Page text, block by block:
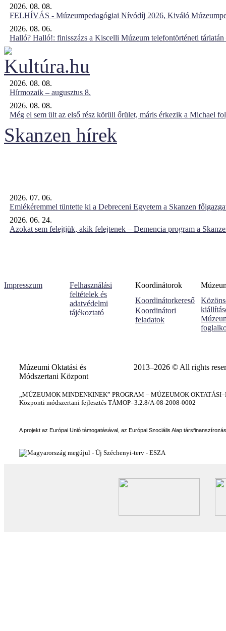
2026. 08. 08.
FELHÍVÁS - Múzeumpedagógiai Nívódíj 2026, Kiváló
2026. 08. 06.
Halló? Halló!: finisszázs a Kiscelli Múzeum telefontörténeti tárlatán
2026. 08. 08.
Hírmozaik – augusztus 8.
2026. 08. 08.
Még el sem ült az első rész körüli őrület, máris érkezik a Michael
Skanzen hírek
2026. 07. 06.
Emlékéremmel tüntette ki a Debreceni Egyetem a Skanzen
2026. 06. 24.
Azokat sem felejtjük, akik felejtenek – Demencia program a
Impresszum
Felhasználási
feltételek és
adatvédelmi
tájékoztató
Koordinátorok
Koordinátorkereső
Koordinátori
feladatok
Múzeumi Oktatási és
Módszertani Központ
2013–2026 © All rights
„MÚZEUMOK MINDENKINEK” PROGRAM – MÚZEUMOK
Központi módszertani fejlesztés TÁMOP–3.2.8/A-08-2008-0002
A projekt az Európai Unió támogatásával, az Európai Szociális Alap